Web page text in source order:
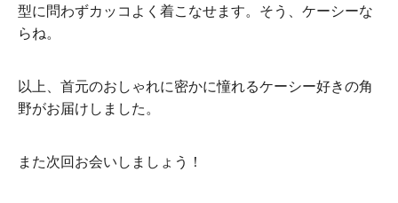
型に問わずカッコよく着こなせます。そう、ケーシーな
らね。
以上、首元のおしゃれに密かに憧れるケーシー好きの角
野がお届けしました。
また次回お会いしましょう！